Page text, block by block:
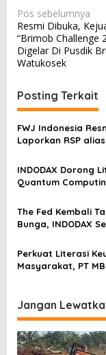
N
a
v
i
g
a
s
i
p
o
s
Pos sebelumnya
Resmi Dibuka,
“Brimob Challenge
Digelar Di Pusdik
Watukosek
Posting Terkait
FWJ Indonesia
Laporkan RSP
INDODAX Dorong
Quantum
Blockchain
The Fed Kembali
Bunga, INDODAX
Sentimen Pasar
Perkuat Literasi
Masyarakat, PT
Jangan